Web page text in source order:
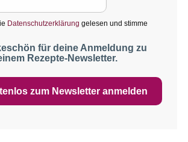
Datenschutzerklärung gelesen und stimme
für deine Anmeldung zu
Rezepte-Newsletter.
zum Newsletter anmelden